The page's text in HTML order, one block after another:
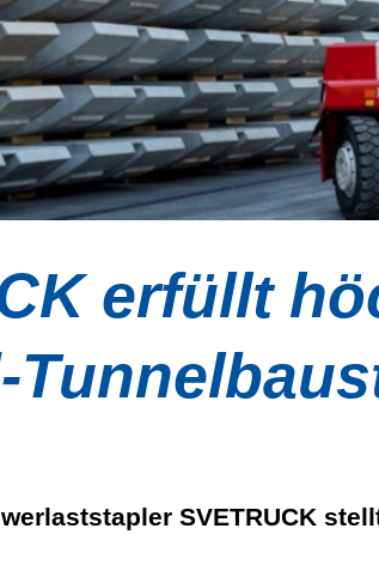
erfüllt
SVETRUCK